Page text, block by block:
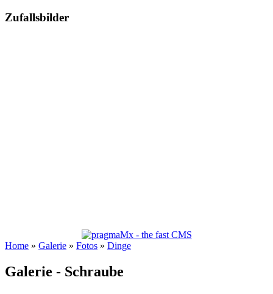
Zufallsbilder
Home » Galerie » Fotos » Dinge
Galerie - Schraube